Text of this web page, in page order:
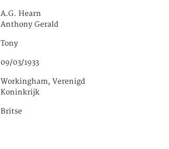
A.G. Hearn
Anthony Gerald
Tony
09/03/1933
Workingham, Verenigd
Koninkrijk
Britse